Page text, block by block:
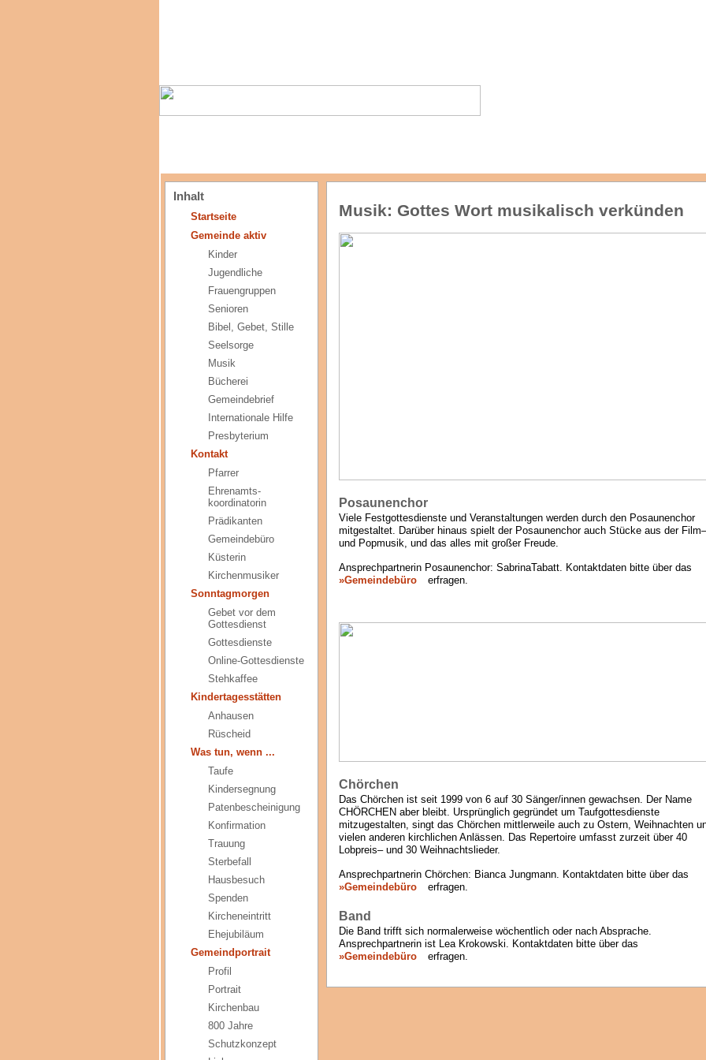
Inhalt
Startseite
Gemeinde aktiv
Kinder
Jugendliche
Frauengruppen
Senioren
Bibel, Gebet, Stille
Seelsorge
Musik
Bücherei
Gemeindebrief
Internationale Hilfe
Presbyterium
Kontakt
Pfarrer
Ehrenamts-
koordinatorin
Prädikanten
Gemeindebüro
Küsterin
Kirchenmusiker
Sonntagmorgen
Gebet vor dem
Gottesdienst
Gottesdienste
Online-Gottesdienste
Stehkaffee
Kindertagesstätten
Anhausen
Rüscheid
Was tun, wenn ...
Taufe
Kindersegnung
Patenbescheinigung
Konfirmation
Trauung
Sterbefall
Hausbesuch
Spenden
Kircheneintritt
Ehejubiläum
Gemeindportrait
Profil
Portrait
Kirchenbau
800 Jahre
Schutzkonzept
Musik: Gottes Wort musikalisch verkünden
Posaunenchor
Viele Festgottesdienste und Veranstaltungen werden durch den Posaunenchor
mitgestaltet. Darüber hinaus spielt der Posaunenchor auch Stücke aus der Film–
und Popmusik, und das alles mit großer Freude.
Ansprechpartnerin Posaunenchor: SabrinaTabatt. Kontaktdaten bitte über das
»Gemeindebüro
erfragen.
Chörchen
Das Chörchen ist seit 1999 von 6 auf 30 Sänger/innen gewachsen. Der Name
CHÖRCHEN aber bleibt. Ursprünglich gegründet um Taufgottesdienste
mitzugestalten, singt das Chörchen mittlerweile auch zu Ostern, Weihnachten
vielen anderen kirchlichen Anlässen. Das Repertoire umfasst zurzeit über 40
Lobpreis– und 30 Weihnachtslieder.
Ansprechpartnerin Chörchen: Bianca Jungmann. Kontaktdaten bitte über das
»Gemeindebüro
erfragen.
Band
Die Band trifft sich normalerweise wöchentlich oder nach Absprache.
Ansprechpartnerin ist Lea Krokowski. Kontaktdaten bitte über das
»Gemeindebüro
erfragen.